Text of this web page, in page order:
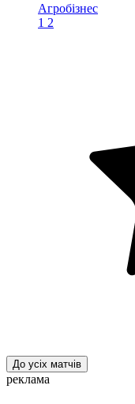
Агробізнес
1 2
До усіх матчів
реклама